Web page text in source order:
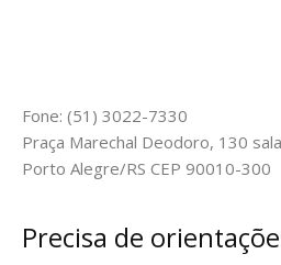
Fone: (51) 3022-7330
Praça Marechal Deodoro, 130
Porto Alegre/RS CEP 90010-300
Precisa de